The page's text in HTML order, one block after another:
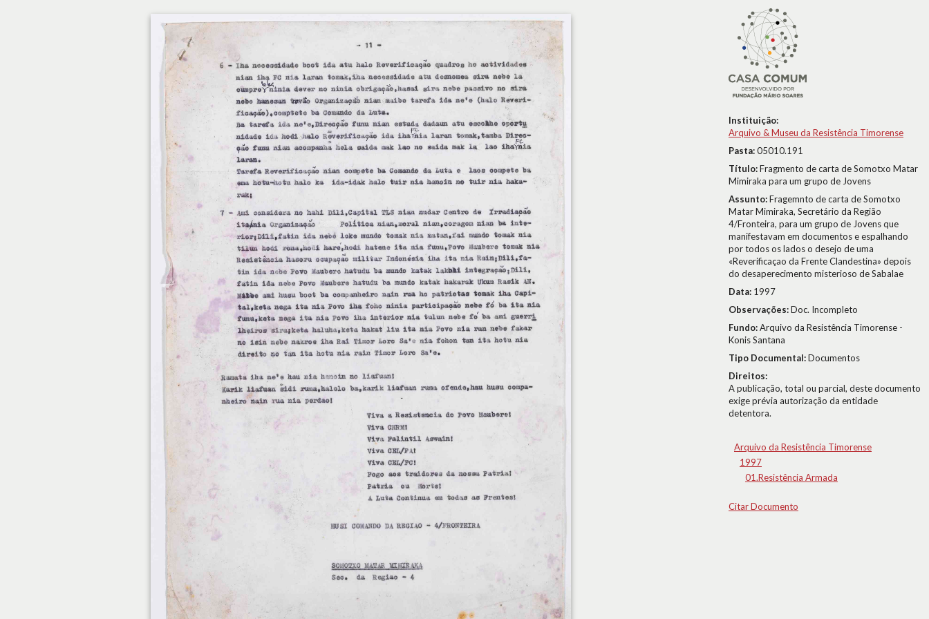
Instituição:
Arquivo & Museu da Resistência Timorense
Pasta:05010.191
Título:Fragmento de carta de Somotxo Matar
Mimiraka para um grupo de Jovens
Assunto:Fragemnto de carta de Somotxo
Matar Mimiraka, Secretário da Região
4/Fronteira, para um grupo de Jovens que
manifestavam em documentos e espalhando
por todos os lados o desejo de uma
«Reverificaçao da Frente Clandestina» depois
do desaperecimento misterioso de Sabalae
Data: 1997
Observações:Doc. Incompleto
Fundo:Arquivo da Resistência Timorense -
Konis Santana
Tipo Documental:Documentos
Direitos:
A publicação, total ou parcial, deste documento
exige prévia autorização da entidade
detentora.
Arquivo da Resistência Timorense
1997
01.Resistência Armada
Citar Documento